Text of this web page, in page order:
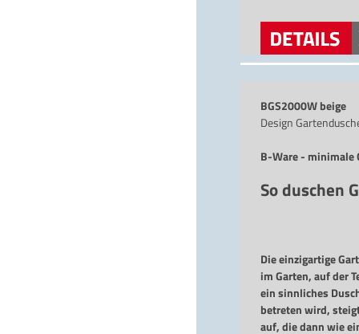
BGS2000W beige
Design
B-Ware - minimale
So duschen
Die einzigartige
im Garten, auf der
ein sinnliches
betreten wird,
auf, die dann wie